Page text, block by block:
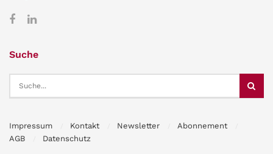
Suche
Impressum Kontakt Newsletter
Abonnement
AGB
Datenschutz